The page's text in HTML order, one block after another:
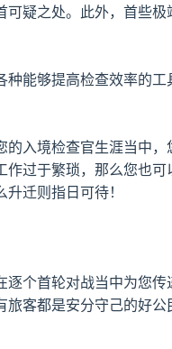
疑之处。此外，首些
能够提高检查效率的
入境检查官生涯当中
过于繁琐，那么您也
迁则指日可待！
个首轮对战当中为您
客都是安分守己的好